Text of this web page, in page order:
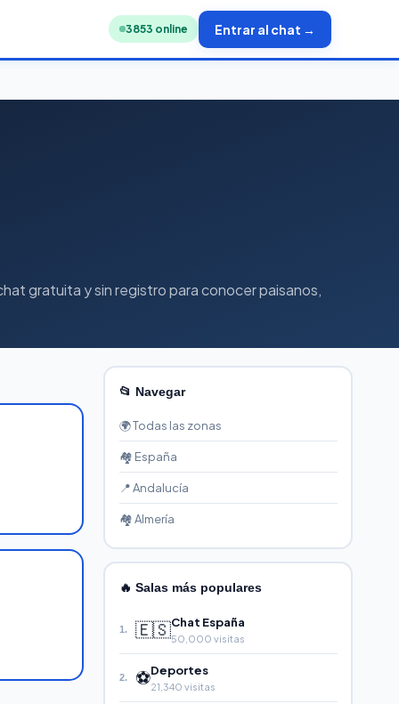
3863 online Entrar al chat →
gratuita y sin registro para conocer paisanos,
📂 Navegar
🌍 Todas las zonas
🏘️ España
📍 Andalucía
🏘️ Almería
🔥 Salas más populares
1. 🇪🇸Chat España
50,000 visitas
2. ⚽Deportes
21,340 visitas